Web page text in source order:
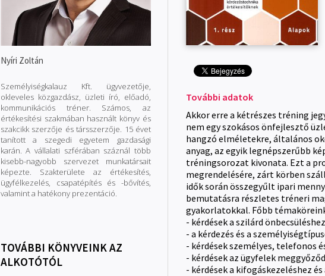
Nyíri Zoltán
Személyiségkalauz Kft. ügyvezetője,
okleveles közgazdász, üzleti író, előadó,
kommunikációs tréner. Számos, az
értékesítési szakmában használt könyv és
szakcikk szerzője és társszerzője. 15 évet
tanított a szegedi egyetem gazdasági
karán. A vállalati szférában száznál több
kisebb-nagyobb szervezet munkatársait
képezte. Szakterülete az értékesítés,
ügyfélkezelés, csapatépítés és -bővítés,
valamint a hatékony prezentáció.
TOVÁBBI KÖNYVEINK AZ
ALKOTÓTÓL
További adatok
Akkor erre a kétrészes tréning
nem egy szokásos önfejlesztő
hangzó elméletekre, általános
anyag, az egyik legnépszerűbb
tréningsorozat kivonata. Ezt a
megrendelésére, zárt körben
idők során összegyűlt ipari
bemutatásra részletes tréneri
gyakorlatokkal. Főbb
- kérdések a szilárd önbecsüléshez
- a kérdezés és a
- kérdések személyes, telefonos
- kérdések az ügyfelek
- kérdések a kifogáskezeléshez és